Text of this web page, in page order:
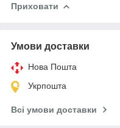
Приховати
Умови доставки
Нова Пошта
Укрпошта
Всі умови доставки